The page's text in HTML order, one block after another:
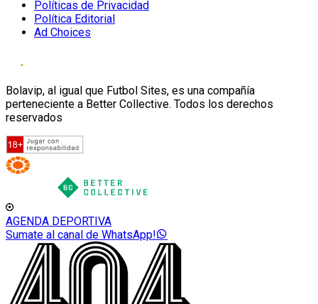
Políticas de Privacidad
Política Editorial
Ad Choices
Bolavip, al igual que Futbol Sites, es una compañía
perteneciente a Better Collective. Todos los derechos
reservados
AGENDA DEPORTIVA
Sumate al canal de WhatsApp!